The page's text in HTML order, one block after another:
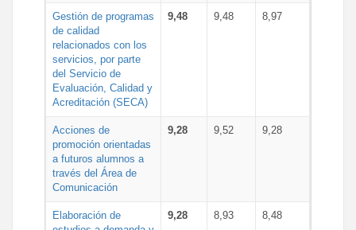
Gestión de programas
de calidad
relacionados con los
servicios, por parte
del Servicio de
Evaluación, Calidad y
Acreditación (SECA)
9,48 9,48 8,97
Acciones de
promoción orientadas
a futuros alumnos a
través del Área de
Comunicación
9,28 9,52 9,28
Elaboración de
9,28 8,93 8,48